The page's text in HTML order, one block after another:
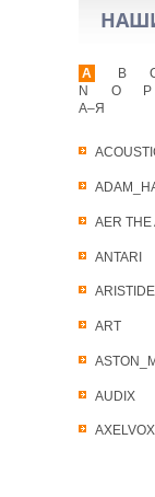
A
AER THE
ANTARI
ART
AUDIX
AXELVOX
B
N
O P
А–Я